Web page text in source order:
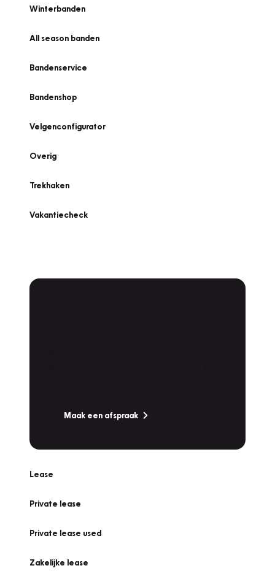
Winterbanden
All season banden
Bandenservice
Bandenshop
Velgenconfigurator
Overig
Trekhaken
Vakantiecheck
Maak een afspraak
Lease
Private lease
Private lease used
Zakelijke lease